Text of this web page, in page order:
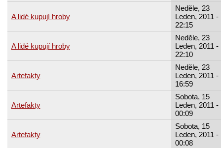
A lidé kupují hroby
Neděle, 23
Leden, 2011 -
22:15
A lidé kupují hroby
Neděle, 23
Leden, 2011 -
22:10
Artefakty
Neděle, 23
Leden, 2011 -
16:59
Artefakty
Sobota, 15
Leden, 2011 -
00:09
Artefakty
Sobota, 15
Leden, 2011 -
00:08